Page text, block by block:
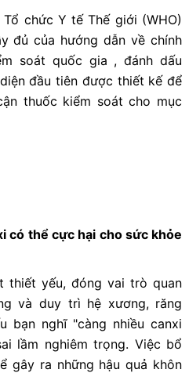
chức Y tế Thế giới (WHO)
đủ của hướng dẫn về chính
soát quốc gia , đánh dấu
đầu tiên được thiết kế để
thuốc kiểm soát cho mục
có thể cực hại cho sức khỏe
thiết yếu, đóng vai trò quan
và duy trì hệ xương, răng
bạn nghĩ "càng nhiều canxi
lầm nghiêm trọng. Việc bổ
gây ra những hậu quả khôn